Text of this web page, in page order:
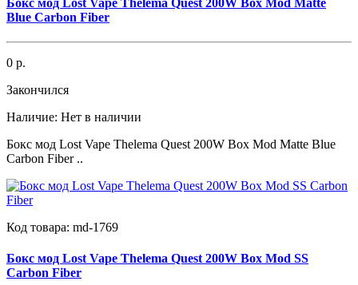
Blue Carbon Fiber
0 р.
Закончился
Наличие: Нет в наличии
Бокс мод Lost Vape Thelema Quest 200W Box Mod Matte Blue
Carbon Fiber ..
Код товара: md-1769
Бокс мод Lost Vape Thelema Quest 200W Box Mod SS
Carbon Fiber